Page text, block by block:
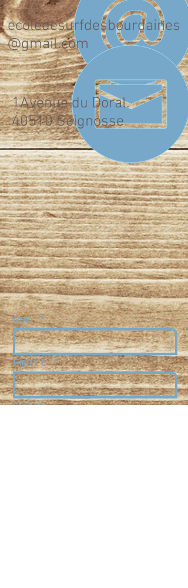
ecoledesurfdesbourdaines
@gmail.com
1Avenue du Doral.
40510 Seignosse
Nom
Email
Sujet